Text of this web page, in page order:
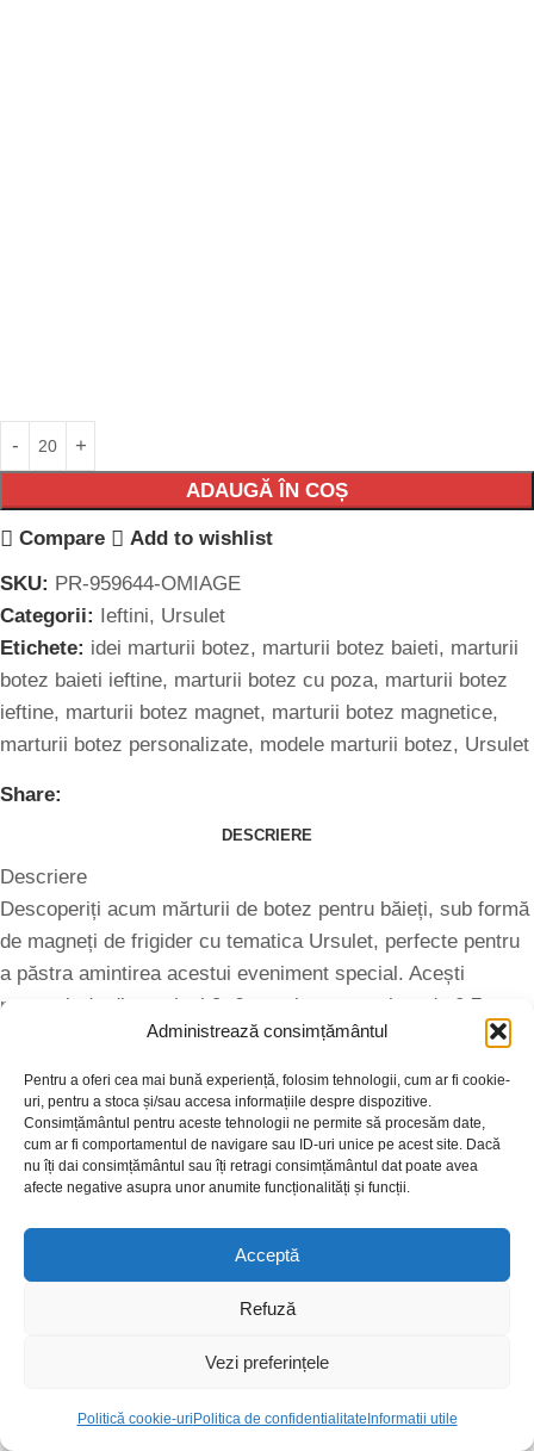
Administrează consimțământul
Pentru a oferi cea mai bună experiență, folosim tehnologii, cum ar fi cookie-
uri, pentru a stoca și/sau accesa informațiile despre dispozitive.
Consimțământul pentru aceste tehnologii ne permite să procesăm date,
cum ar fi comportamentul de navigare sau ID-uri unice pe acest site. Dacă
nu îți dai consimțământul sau îți retragi consimțământul dat poate avea
afecte negative asupra unor anumite funcționalități și funcții.
Acceptă
Refuză
Vezi preferințele
Politică cookie-uri Politica de confidentialitate Informatii utile
ADAUGĂ ÎN COȘ
Compare
Add to wishlist
SKU: PR-959644-OMIAGE
Categorii: Ieftini, Ursulet
Etichete: idei marturii botez, marturii botez baieti, marturii
botez baieti ieftine, marturii botez cu poza, marturii botez
ieftine, marturii botez magnet, marturii botez magnetice,
marturii botez personalizate, modele marturii botez, Ursulet
Share:
DESCRIERE
Descriere
Descoperiți acum mărturii de botez pentru băieți, sub formă
de magneți de frigider cu tematica Ursulet, perfecte pentru
a păstra amintirea acestui eveniment special. Acești
magneți, de dimensiuni 9×6 cm și cu o grosime de 0,7 mm,
sunt flexibili și au colțurile rotunjite, asigurându-vă că sunt
atât practici, cât și siguri. Fiecare magnet este creat pentru
a adăuga un strop de bucurie și originalitate la celebrarea
botezului.
Aceste mărturii de botez pentru băieți nu sunt doar
perfect pe orice suprafață metalică. Acestea vor aduce
zâmbete de fiecare dată când va fi văzute. Colecția noastră
include diverse modele, permițându-vă să alegeți exact
ceea ce se potrivește cel mai bine stilului personal sau
Mai mult, aceste mărturii de botez nu trebuie să fie